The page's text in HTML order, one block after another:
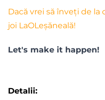
Dacă vrei să înveți de la
joi LaOLeșăneală!
Let's make it happen!
Detalii: